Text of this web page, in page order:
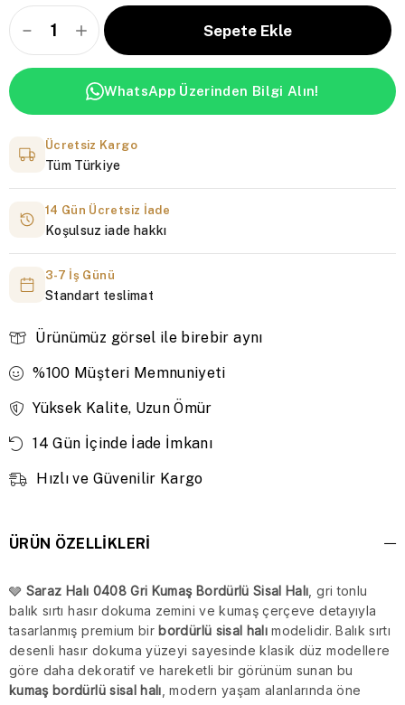
WhatsApp Üzerinden Bilgi Alın!
Ücretsiz Kargo
Tüm Türkiye
14 Gün Ücretsiz İade
Koşulsuz iade hakkı
3-7 İş Günü
Standart teslimat
Ürünümüz görsel ile birebir aynı
%100 Müşteri Memnuniyeti
Yüksek Kalite, Uzun Ömür
14 Gün İçinde İade İmkanı
Hızlı ve Güvenilir Kargo
ÜRÜN ÖZELLIKLERI
🩶 Saraz Halı 0408 Gri Kumaş Bordürlü Sisal Halı , gri tonlu
balık sırtı hasır dokuma zemini ve kumaş çerçeve detayıyla
tasarlanmış premium bir bordürlü sisal halı modelidir. Balık sırtı
desenli hasır dokuma yüzeyi sayesinde klasik düz modellere
göre daha dekoratif ve hareketli bir görünüm sunan bu
kumaş bordürlü sisal halı , modern yaşam alanlarında öne